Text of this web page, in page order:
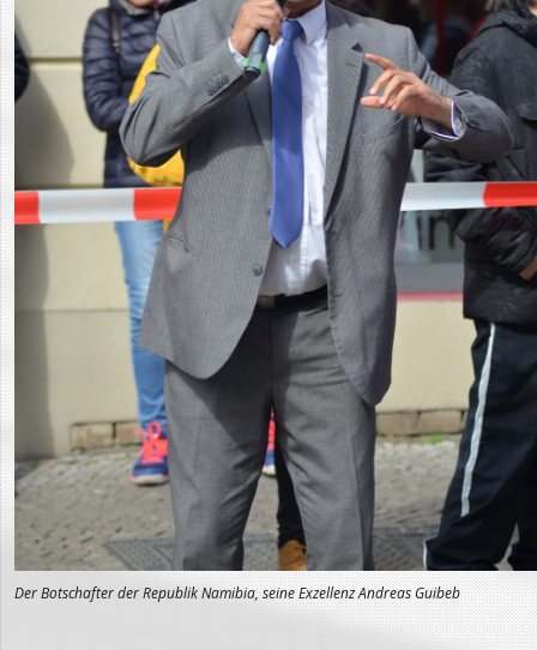
Der Botschafter der Republik Namibia, seine Exzellenz Andreas Guibeb